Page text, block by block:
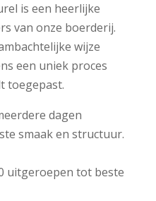
is een heerlijke
van onze boerderij.
wijze
een uniek proces
toegepast.
dagen
smaak en structuur.
uitgeroepen tot beste